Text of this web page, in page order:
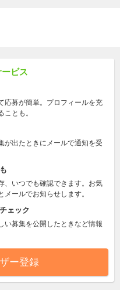
ビス
応募が簡単。プロフィールを充
とも。
が出たときにメールで通知を受
、いつでも確認できます。お気
ールでお知らせします。
ェック
い募集を公開したときなど情報
ー登録